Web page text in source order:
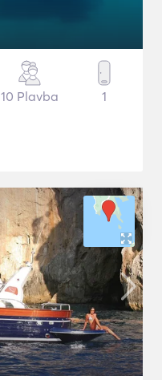
10 Plavba 1